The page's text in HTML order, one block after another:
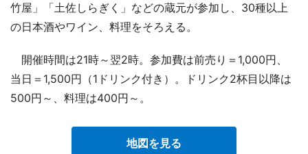
竹屋」「土佐しらぎく」などの蔵元が参加し、30種以上
の日本酒やワイン、料理をそろえる。
開催時間は21時～翌2時。参加費は前売り＝1,000円、
当日＝1,500円（1ドリンク付き）。ドリンク2杯目以降は
500円～、料理は400円～。
地図を見る